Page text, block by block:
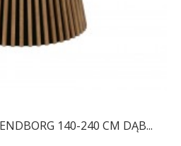
140-240 CM DĄB...